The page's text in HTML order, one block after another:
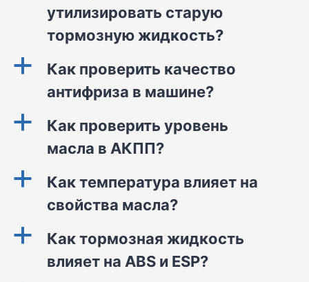
утилизировать старую
тормозную жидкость?
a
Как проверить качество
антифриза в машине?
a
Как проверить уровень
масла в АКПП?
a
Как температура влияет на
свойства масла?
a
Как тормозная жидкость
влияет на ABS и ESP?